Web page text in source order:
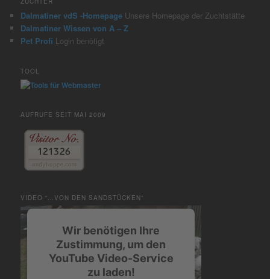
Dalmatiner vdS -Homepage Unsere Homepage der Zuchtstätte
Dalmatiner Wissen von A – Z
Pet Profi Login benötigt
TOOL
AUFRUFE SEIT MAI 2009
VIDEO “…VON DEN SANDSTÜCKEN”
Wir benötigen Ihre
Zustimmung, um den
YouTube Video-Service
zu laden!